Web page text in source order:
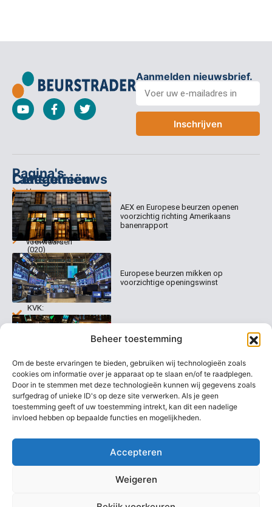
Beheer toestemming
Om de beste ervaringen te bieden, gebruiken wij technologieën zoals
cookies om informatie over je apparaat op te slaan en/of te raadplegen.
Door in te stemmen met deze technologieën kunnen wij gegevens zoals
surfgedrag of unieke ID's op deze site verwerken. Als je geen
toestemming geeft of uw toestemming intrekt, kan dit een nadelige
invloed hebben op bepaalde functies en mogelijkheden.
Accepteren
Weigeren
Aanmelden nieuwsbrief.
Inschrijven
Pagina's
Home
Abonnementen
Dagcommentaar
Tradealert
Organisatie
Contact
Categorieën
Columns
Dagcommentaar
Algemene
voorwaarden
Disclaimer
Welk
abonnement
kiezen
Contact
Keizersgracht
520
1017 EK
Amsterdam
(020)
231
0020
info@beurstrader.nl
KVK:
99197022
Laatste nieuws
AEX en Europese beurzen openen
voorzichtig richting Amerikaans
banenrapport
Europese beurzen mikken op
voorzichtige openingswinst
Europese beurzen blijven dicht bij
recordstanden
AEX nadert opnieuw zijn hoogste
niveau ooit